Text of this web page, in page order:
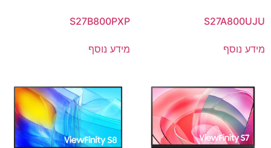
S27A800UJU
מידע נוסף
S27B800PXP
מידע נוסף